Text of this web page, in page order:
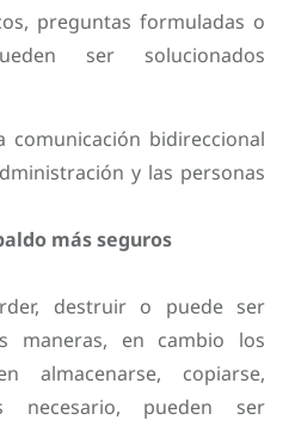
preguntas formuladas o
ser solucionados
comunicación bidireccional
y las personas
más seguros
destruir o puede ser
maneras, en cambio los
almacenarse, copiarse,
pueden ser